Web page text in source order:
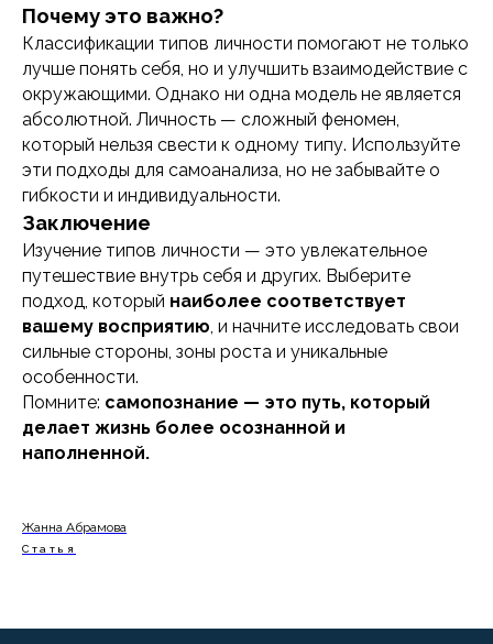
Почему это важно?
Классификации типов личности помогают не только
лучше понять себя, но и улучшить взаимодействие с
окружающими. Однако ни одна модель не является
абсолютной. Личность — сложный феномен,
который нельзя свести к одному типу. Используйте
эти подходы для самоанализа, но не забывайте о
гибкости и индивидуальности.
Заключение
Изучение типов личности — это увлекательное
путешествие внутрь себя и других. Выберите
подход, который наиболее соответствует
вашему восприятию, и начните исследовать свои
сильные стороны, зоны роста и уникальные
особенности.
Помните: самопознание — это путь, который
делает жизнь более осознанной и
наполненной.
Жанна Абрамова
Cтатья